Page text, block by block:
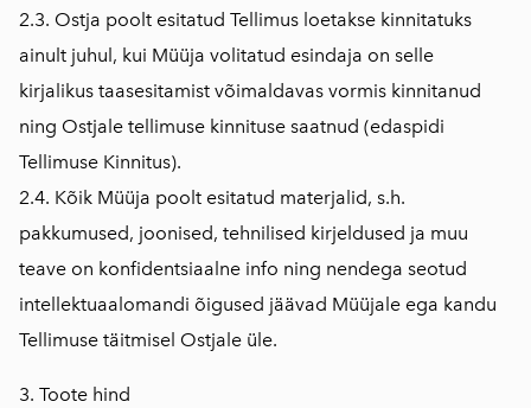
2.3. Ostja poolt esitatud Tellimus loetakse kinnitatuks
ainult juhul, kui Müüja volitatud esindaja on selle
kirjalikus taasesitamist võimaldavas vormis kinnitanud
ning Ostjale tellimuse kinnituse saatnud (edaspidi
Tellimuse Kinnitus).
2.4. Kõik Müüja poolt esitatud materjalid, s.h.
pakkumused, joonised, tehnilised kirjeldused ja muu
teave on konfidentsiaalne info ning nendega seotud
intellektuaalomandi õigused jäävad Müüjale ega kandu
Tellimuse täitmisel Ostjale üle.
3. Toote hind